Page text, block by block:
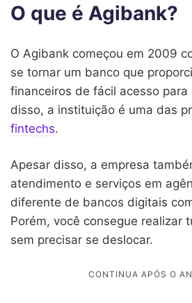
O que é Agibank?
O Agibank começou em 2009
se tornar um banco que
financeiros de fácil acesso para
disso, a instituição é uma das
fintechs.
Apesar disso, a empresa
atendimento e serviços em
diferente de bancos digitais
Porém, você consegue realizar
sem precisar se deslocar.